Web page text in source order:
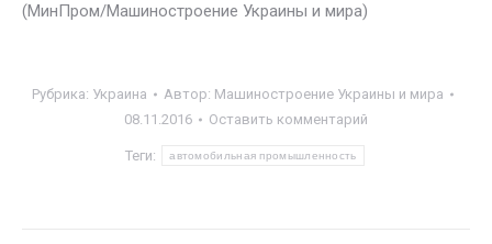
(МинПром/Машиностроение Украины и мира)
Рубрика: Украина Автор: Машиностроение Украины и мира
08.11.2016
Оставить комментарий
Теги: автомобильная промышленность